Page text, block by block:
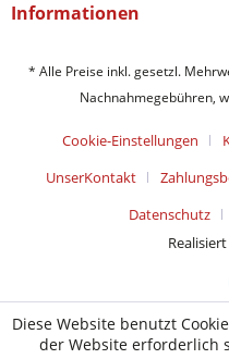
Informationen
* Alle Preise inkl. gesetzl.
Nachnahmegebühren,
Cookie-Einstellungen
UnserKontakt
Datenschutz
Diese Website benutzt
der Website erforderlich